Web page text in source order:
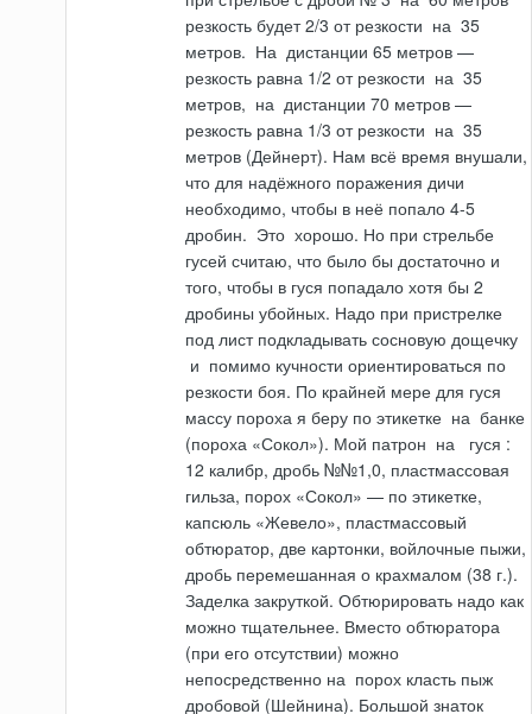
резкость будет 2/3 от резкости на 35
метров. На дистанции 65 метров —
резкость равна 1/2 от резкости на 35
метров, на дистанции 70 метров —
резкость равна 1/3 от резкости на 35
метров (Дейнерт). Нам всё время внушали,
что для надёжного поражения дичи
необходимо, чтобы в неё попало 4-5
дробин. Это хорошо. Но при стрельбе
гусей считаю, что было бы достаточно и
того, чтобы в гуся попадало хотя бы 2
дробины убойных. Надо при пристрелке
под лист подкладывать сосновую дощечку
и помимо кучно­сти ориентироваться по
резкости боя. По крайней мере для гуся
массу пороха я беру по этикетке на банке
(пороха «Сокол»). Мой патрон на гуся :
12 калибр, дробь №№1,0, пластмассовая
гильза, порох «Сокол» — по этикетке,
капсюль «Жевело», пластмассовый
обтюратор, две картонки, войлочные пыжи,
дробь перемешанная о крахмалом (38 г.).
Заделка закруткой. Обтюрировать надо как
можно тщательнее. Вместо обтюратора
(при его отсутствии) можно
непосредственно на порох класть пыж
дробовой (Шейнина). Большой знаток